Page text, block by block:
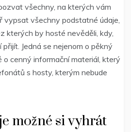
všechny, na kterých vám
vypsat všechny podstatné údaje,
kterých by hosté nevěděli, kdy,
Jedná se nejenom o pěkný
o cenný informační materiál, který
s hosty, kterým nebude
možné si vyhrát